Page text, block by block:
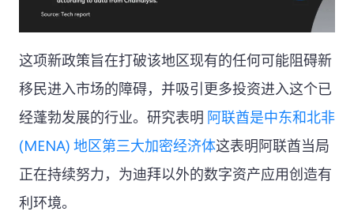
这项新政策旨在打破该地区现有的任何可能阻碍新
移民进入市场的障碍，并吸引更多投资进入这个已
经蓬勃发展的行业。研究表明 阿联酋是中东和北非
(MENA) 地区第三大加密经济体这表明阿联酋当局
正在持续努力，为迪拜以外的数字资产应用创造有
利环境。